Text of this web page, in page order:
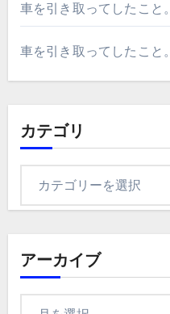
車を引き取ってしたこと。
車を引き取ってしたこと。
カテゴリ
アーカイブ